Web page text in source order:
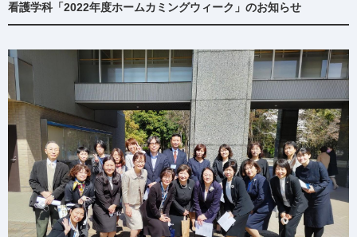
看護学科「2022年度ホームカミングウィーク」のお知らせ